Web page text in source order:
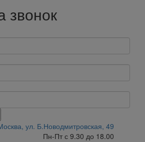
звонок
ул. Б.Новодмитровская, 49
Пн-Пт с 9.30 до 18.00